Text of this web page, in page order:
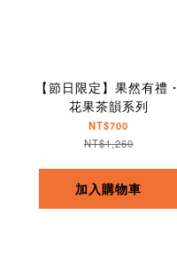
【節日限定】果然有禮・
花果茶韻系列
NT$700
NT$1,260
加入購物車